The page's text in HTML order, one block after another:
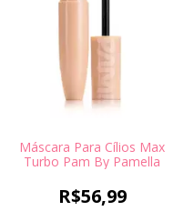
Máscara Para Cílios Max
Turbo Pam By Pamella
R$56,99